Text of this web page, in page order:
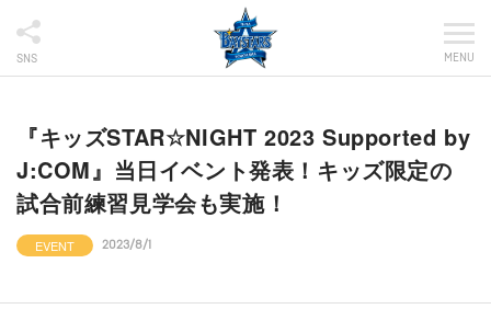
SNS MENU
『キッズSTAR☆NIGHT 2023 Supported by
J:COM』当日イベント発表！キッズ限定の
試合前練習見学会も実施！
EVENT 2023/8/1